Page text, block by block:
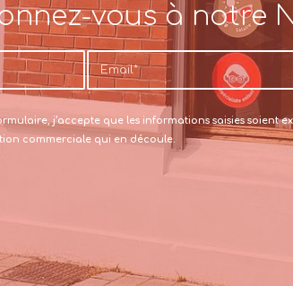
vous à notre
j’accepte que les informations saisies soient
commerciale qui en découle.